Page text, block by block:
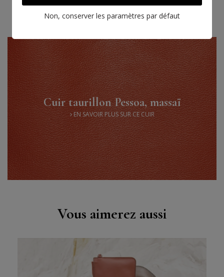
Cuir taurillon Pessoa, massaï
EN SAVOIR PLUS SUR CE CUIR
Vous aimerez aussi
Non, conserver les paramètres par défaut